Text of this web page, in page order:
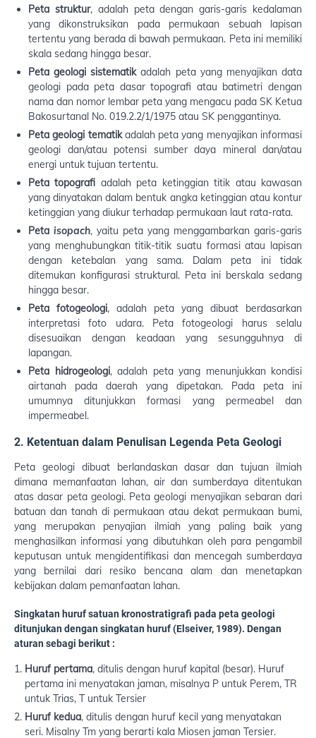
Peta struktur, adalah peta dengan garis-garis kedalaman
yang dikonstruksikan pada permukaan sebuah lapisan
tertentu yang berada di bawah permukaan. Peta ini memiliki
skala sedang hingga besar.
Peta geologi sistematikadalah peta yang menyajikan data
geologi pada peta dasar topografi atau batimetri dengan
nama dan nomor lembar peta yang mengacu pada SK Ketua
Bakosurtanal No. 019.2.2/1/1975 atau SK penggantinya.
Peta geologi tematikadalah peta yang menyajikan informasi
geologi dan/atau potensi sumber daya mineral dan/atau
energi untuk tujuan tertentu.
Peta topografi adalah peta ketinggian titik atau kawasan
yang dinyatakan dalam bentuk angka ketinggian atau kontur
ketinggian yang diukur terhadap permukaan laut rata-rata.
Peta isopach, yaitu peta yang menggambarkan garis-garis
yang menghubungkan titik-titik suatu formasi atau lapisan
dengan ketebalan yang sama. Dalam peta ini tidak
ditemukan konfigurasi struktural. Peta ini berskala sedang
hingga besar.
Peta fotogeologi, adalah peta yang dibuat berdasarkan
interpretasi foto udara. Peta fotogeologi harus selalu
disesuaikan dengan keadaan yang sesungguhnya di
lapangan.
Peta hidrogeologi, adalah peta yang menunjukkan kondisi
airtanah pada daerah yang dipetakan. Pada peta ini
umumnya ditunjukkan formasi yang permeabel dan
impermeabel.
2. Ketentuan dalam Penulisan Legenda Peta Geologi
Peta geologi dibuat berlandaskan dasar dan tujuan ilmiah
dimana memanfaatan lahan, air dan sumberdaya ditentukan
atas dasar peta geologi. Peta geologi menyajikan sebaran dari
batuan dan tanah di permukaan atau dekat permukaan bumi,
yang merupakan penyajian ilmiah yang paling baik yang
menghasilkan informasi yang dibutuhkan oleh para pengambil
keputusan untuk mengidentifikasi dan mencegah sumberdaya
yang bernilai dari resiko bencana alam dan menetapkan
kebijakan dalam pemanfaatan lahan.
Singkatan huruf satuan kronostratigrafi pada peta geologi
ditunjukan dengan singkatan huruf (Elseiver, 1989). Dengan
aturan sebagi berikut :
Huruf pertama, ditulis dengan huruf kapital (besar). Huruf
pertama ini menyatakan jaman, misalnya P untuk Perem, TR
untuk Trias, T untuk Tersier
Huruf kedua, ditulis dengan huruf kecil yang menyatakan
seri. Misalny Tm yang berarti kala Miosen jaman Tersier.